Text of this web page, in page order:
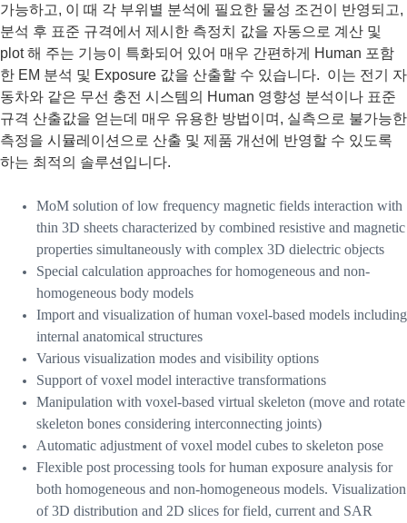
가능하고, 이 때 각 부위별 분석에 필요한 물성 조건이 반영되고,
분석 후 표준 규격에서 제시한 측정치 값을 자동으로 계산 및
plot 해 주는 기능이 특화되어 있어 매우 간편하게 Human 포함
한 EM 분석 및 Exposure 값을 산출할 수 있습니다. 이는 전기 자
동차와 같은 무선 충전 시스템의 Human 영향성 분석이나 표준
규격 산출값을 얻는데 매우 유용한 방법이며, 실측으로 불가능한
측정을 시뮬레이션으로 산출 및 제품 개선에 반영할 수 있도록
하는 최적의 솔루션입니다.
MoM solution of low frequency magnetic fields interaction with
thin 3D sheets characterized by combined resistive and magnetic
properties simultaneously with complex 3D dielectric objects
Special calculation approaches for homogeneous and non-
homogeneous body models
Import and visualization of human voxel-based models including
internal anatomical structures
Various visualization modes and visibility options
Support of voxel model interactive transformations
Manipulation with voxel-based virtual skeleton (move and rotate
skeleton bones considering interconnecting joints)
Automatic adjustment of voxel model cubes to skeleton pose
Flexible post processing tools for human exposure analysis for
both homogeneous and non-homogeneous models. Visualization
of 3D distribution and 2D slices for field, current and SAR